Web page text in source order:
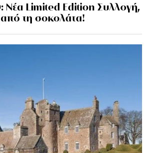
Νέα Limited Edition Συλλογή,
από τη σοκολάτα!